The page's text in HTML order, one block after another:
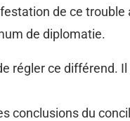
de ce
de diplomatie.
régler ce différend.
conclusions du